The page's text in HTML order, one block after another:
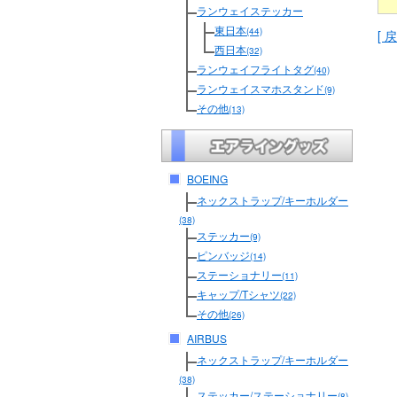
ランウェイステッカー
東日本(44)
西日本(32)
ランウェイフライトタグ(40)
ランウェイスマホスタンド(9)
その他(13)
BOEING
ネックストラップ/キーホルダー
(38)
ステッカー(9)
ピンバッジ(14)
ステーショナリー(11)
キャップ/Tシャツ(22)
その他(26)
AIRBUS
ネックストラップ/キーホルダー
(38)
[